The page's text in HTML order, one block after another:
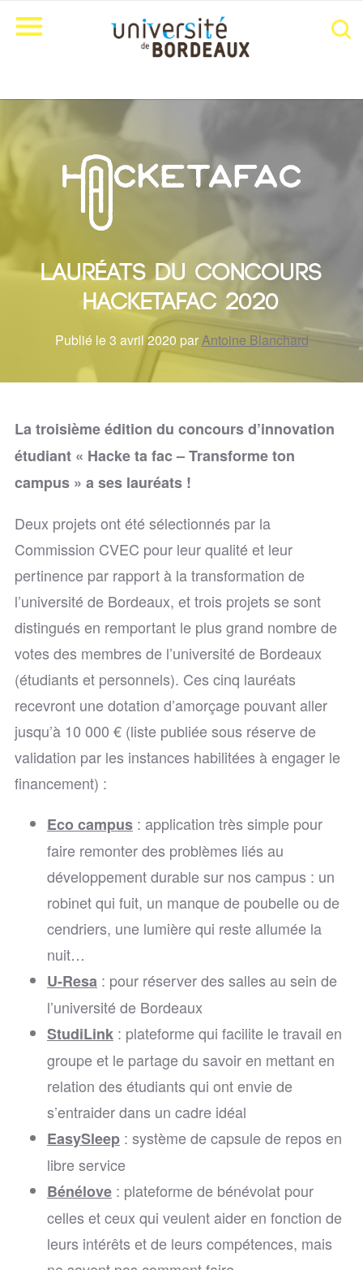
Lauréats du concours
Hacketafac 2020
Publié le 3 avril 2020 parAntoine Blanchard
La troisième édition du concours d’innovation
étudiant « Hacke ta fac – Transforme ton
campus » a ses lauréats !
Deux projets ont été sélectionnés par la
Commission CVEC pour leur qualité et leur
pertinence par rapport à la transformation de
l’université de Bordeaux, et trois projets se sont
distingués en remportant le plus grand nombre de
votes des membres de l’université de Bordeaux
(étudiants et personnels). Ces cinq lauréats
recevront une dotation d’amorçage pouvant aller
jusqu’à 10 000 € (liste publiée sous réserve de
validation par les instances habilitées à engager le
financement) :
Eco campus : application très simple pour
faire remonter des problèmes liés au
développement durable sur nos campus : un
robinet qui fuit, un manque de poubelle ou de
cendriers, une lumière qui reste allumée la
nuit…
U-Resa : pour réserver des salles au sein de
l’université de Bordeaux
StudiLink : plateforme qui facilite le travail en
groupe et le partage du savoir en mettant en
relation des étudiants qui ont envie de
s’entraider dans un cadre idéal
EasySleep : système de capsule de repos en
libre service
Bénélove: plateforme de bénévolat pour
celles et ceux qui veulent aider en fonction de
leurs intérêts et de leurs compétences, mais